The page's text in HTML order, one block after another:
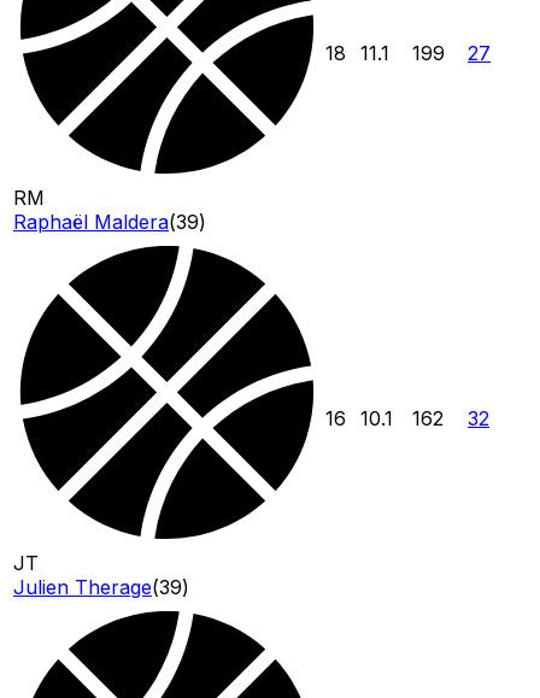
RM
Raphaël Maldera(39)
18 11.1 199 27
JT
Julien Therage(39)
16 10.1 162 32